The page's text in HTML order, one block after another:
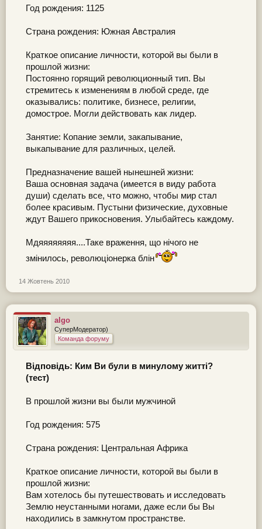
Год рождения: 1125
Страна рождения: Южная Австралия
Краткое описание личности, которой вы были в
прошлой жизни:
Постоянно горящий революционный тип. Вы
стремитесь к изменениям в любой среде, где
оказывались: политике, бизнесе, религии,
домострое. Могли действовать как лидер.
Занятие: Копание земли, закапывание,
выкапывание для различных, целей.
Предназначение вашей нынешней жизни:
Ваша основная задача (имеется в виду работа
души) сделать все, что можно, чтобы мир стал
более красивым. Пустыни физические, духовные
ждут Вашего прикосновения. Улыбайтесь каждому.
Мдяяяяяяяя....Таке враження, що нічого не
змінилось, революціонерка блін
14 Жовтень 2010
algo
СуперМодератор)
Команда форуму
Відповідь: Ким Ви були в минулому житті?
(тест)
В прошлой жизни вы были мужчиной
Год рождения: 575
Страна рождения: Центральная Африка
Краткое описание личности, которой вы были в
прошлой жизни:
Вам хотелось бы путешествовать и исследовать
Землю неустанными ногами, даже если бы Вы
находились в замкнутом пространстве.